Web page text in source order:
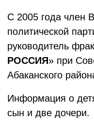
С 2005 года член
политической
руководитель
РОССИЯ» при
Абаканского
Информация о
сын и две дочери.